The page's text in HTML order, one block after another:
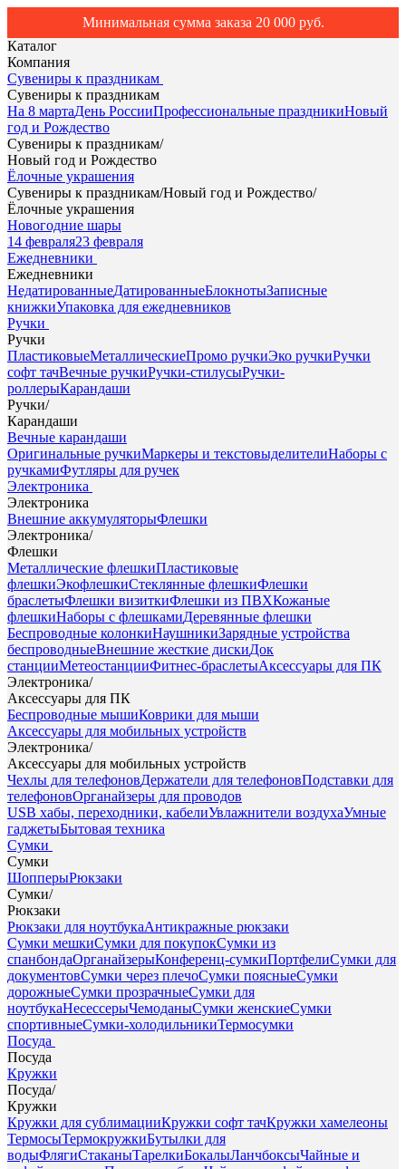
Минимальная сумма заказа 20 000 руб.
Каталог
Компания
Сувениры к праздникам
Сувениры к праздникам
На 8 мартаДень РоссииПрофессиональные праздникиНовый
год и Рождество
Сувениры к праздникам/
Новый год и Рождество
Ёлочные украшения
Сувениры к праздникам/Новый год и Рождество/
Ёлочные украшения
Новогодние шары
14 февраля23 февраля
Ежедневники
Ежедневники
НедатированныеДатированныеБлокнотыЗаписные
книжкиУпаковка для ежедневников
Ручки
Ручки
ПластиковыеМеталлическиеПромо ручкиЭко ручкиРучки
софт тачВечные ручкиРучки-стилусыРучки-
роллерыКарандаши
Ручки/
Карандаши
Вечные карандаши
Оригинальные ручкиМаркеры и текстовыделителиНаборы с
ручкамиФутляры для ручек
Электроника
Электроника
Внешние аккумуляторыФлешки
Электроника/
Флешки
Металлические флешкиПластиковые
флешкиЭкофлешкиСтеклянные флешкиФлешки
браслетыФлешки визиткиФлешки из ПВХКожаные
флешкиНаборы с флешкамиДеревянные флешки
Беспроводные колонкиНаушникиЗарядные устройства
беспроводныеВнешние жесткие дискиДок
станцииМетеостанцииФитнес-браслетыАксессуары для ПК
Электроника/
Аксессуары для ПК
Беспроводные мышиКоврики для мыши
Аксессуары для мобильных устройств
Электроника/
Аксессуары для мобильных устройств
Чехлы для телефоновДержатели для телефоновПодставки для
телефоновОрганайзеры для проводов
USB хабы, переходники, кабелиУвлажнители воздухаУмные
гаджетыБытовая техника
Сумки
Сумки
ШопперыРюкзаки
Сумки/
Рюкзаки
Рюкзаки для ноутбукаАнтикражные рюкзаки
Сумки мешкиСумки для покупокСумки из
спанбондаОрганайзерыКонференц-сумкиПортфелиСумки для
документовСумки через плечоСумки поясныеСумки
дорожныеСумки прозрачныеСумки для
ноутбукаНесессерыЧемоданыСумки женскиеСумки
спортивныеСумки-холодильникиТермосумки
Посуда
Посуда
Кружки
Посуда/
Кружки
Кружки для сублимацииКружки софт тачКружки хамелеоны
ТермосыТермокружкиБутылки для
водыФлягиСтаканыТарелкиБокалыЛанчбоксыЧайные и